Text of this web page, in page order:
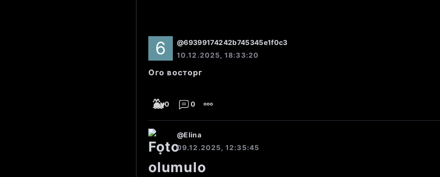
Эти данные показывают, что рынок
склонность к продажам на текущем уровне,
непосредственного давления на цену нет, так
Фундаментальные показатели:
@69399174242b745345e1f0c3
10.12.2025, 18:33:20
Ого восторг
🐳0 0
@Elina
09.12.2025, 12:35:45